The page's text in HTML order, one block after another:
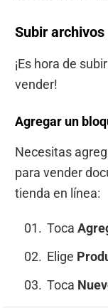
Subir archivos
¡Es hora de
vender!
Agregar un
Necesitas
para vender
tienda en línea:
Toca
Elige
Toca